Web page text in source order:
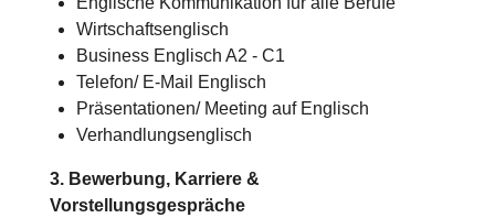
Wirtschaftsenglisch
Business Englisch A2 - C1
Telefon/ E-Mail Englisch
Präsentationen/ Meeting auf Englisch
Verhandlungsenglisch
3. Bewerbung, Karriere &
Vorstellungsgespräche